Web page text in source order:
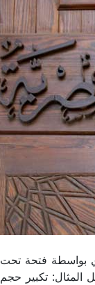
بواسطة فتحة تحت
المثال: تكبير حجم